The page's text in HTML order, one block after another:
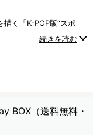
く「K-POP版“スポ
続きを読む
BOX（送料無料・